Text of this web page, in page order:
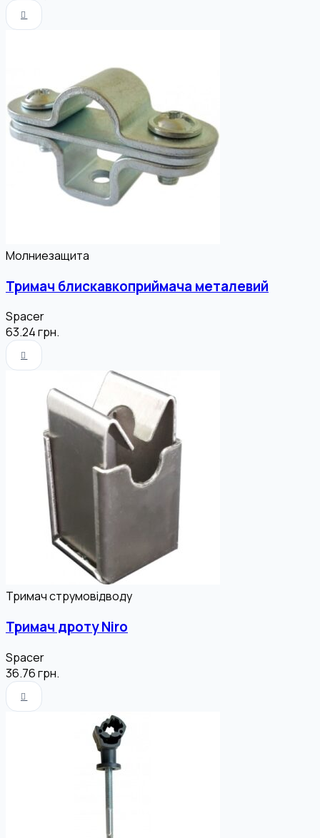
Молниезащита
Тримач блискавкоприймача металевий
Spacer
63.24грн.
Тримач струмовідводу
Тримач дроту Niro
Spacer
36.76грн.